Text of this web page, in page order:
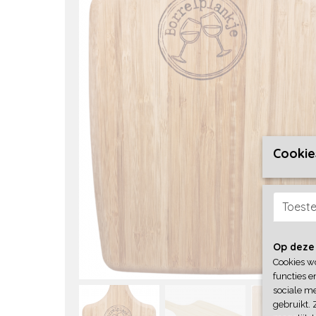
Op
Cookies
functies
sociale
gebruikt.